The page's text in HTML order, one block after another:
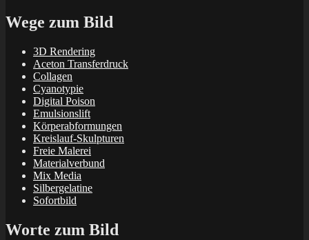
Wege zum Bild
3D Rendering
Aceton Transferdruck
Collagen
Cyanotypie
Digital Poison
Emulsionslift
Körperabformungen
Kreislauf-Skulpturen
Freie Malerei
Materialverbund
Mix Media
Silbergelatine
Sofortbild
Worte zum Bild